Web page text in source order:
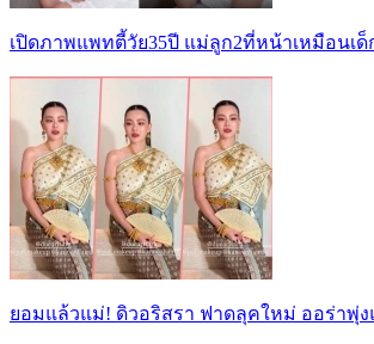
เปิดภาพแพทตี้วัย35ปี แม่ลูก2ที่หน้าเหมือนเด็
ยอมแล้วแม่! ดิวอริสรา ฟาดลุคใหม่ ออร่าพุ่ง